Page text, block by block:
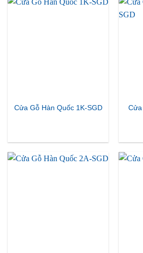
Cửa Gỗ Hàn Quốc 1K-SGD
Cửa